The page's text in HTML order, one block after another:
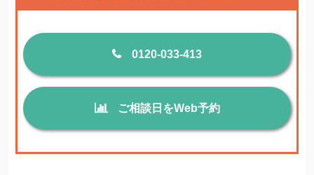
0120-033-413
ご相談日をWeb予約